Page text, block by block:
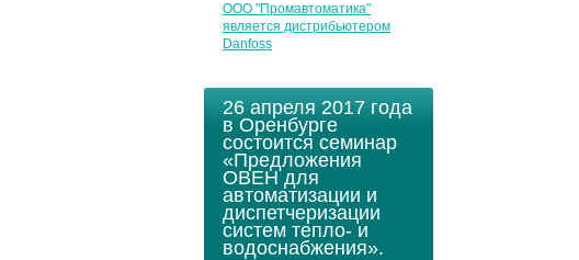
ООО "Промавтоматика"
является дистрибьютером
Danfoss
26 апреля 2017 года
в Оренбурге
состоится семинар
«Предложения
ОВЕН для
автоматизации и
диспетчеризации
систем тепло- и
водоснабжения».